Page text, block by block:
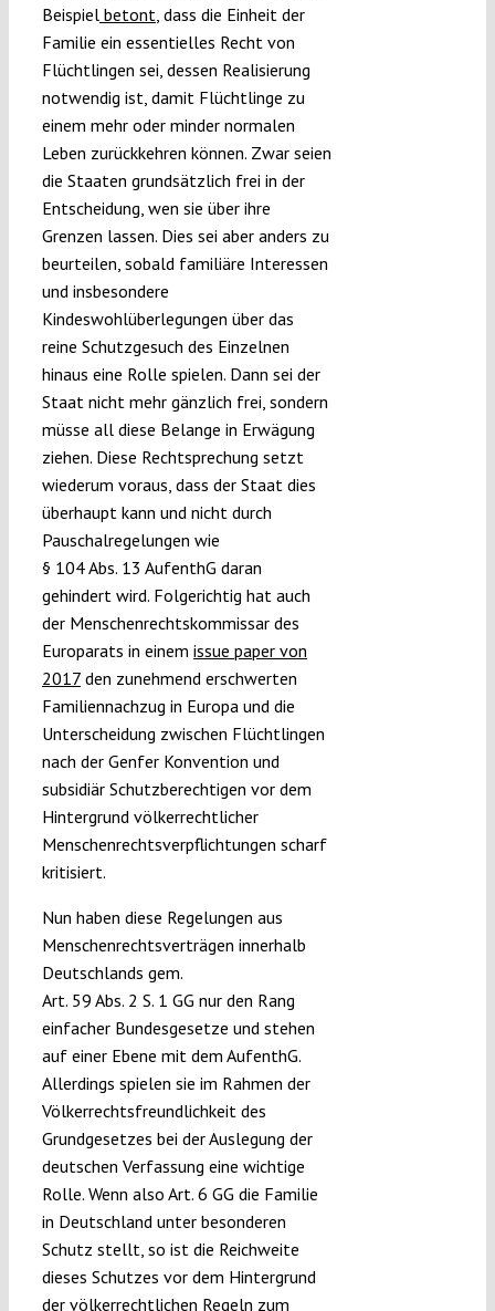
Beispielbetont, dass die Einheit der
Familie ein essentielles Recht von
Flüchtlingen sei, dessen Realisierung
notwendig ist, damit Flüchtlinge zu
einem mehr oder minder normalen
Leben zurückkehren können. Zwar seien
die Staaten grundsätzlich frei in der
Entscheidung, wen sie über ihre
Grenzen lassen. Dies sei aber anders zu
beurteilen, sobald familiäre Interessen
und insbesondere
Kindeswohlüberlegungen über das
reine Schutzgesuch des Einzelnen
hinaus eine Rolle spielen. Dann sei der
Staat nicht mehr gänzlich frei, sondern
müsse all diese Belange in Erwägung
ziehen. Diese Rechtsprechung setzt
wiederum voraus, dass der Staat dies
überhaupt kann und nicht durch
Pauschalregelungen wie
§ 104 Abs. 13 AufenthG daran
gehindert wird. Folgerichtig hat auch
der Menschenrechtskommissar des
Europarats in einem issue paper von
2017den zunehmend erschwerten
Familiennachzug in Europa und die
Unterscheidung zwischen Flüchtlingen
nach der Genfer Konvention und
subsidiär Schutzberechtigen vor dem
Hintergrund völkerrechtlicher
Menschenrechtsverpflichtungen scharf
kritisiert.
Nun haben diese Regelungen aus
Menschenrechtsverträgen innerhalb
Deutschlands gem.
Art. 59 Abs. 2 S. 1 GG nur den Rang
einfacher Bundesgesetze und stehen
auf einer Ebene mit dem AufenthG.
Allerdings spielen sie im Rahmen der
Völkerrechtsfreundlichkeit des
Grundgesetzes bei der Auslegung der
deutschen Verfassung eine wichtige
Rolle. Wenn also Art. 6 GG die Familie
in Deutschland unter besonderen
Schutz stellt, so ist die Reichweite
dieses Schutzes vor dem Hintergrund
der völkerrechtlichen Regeln zum